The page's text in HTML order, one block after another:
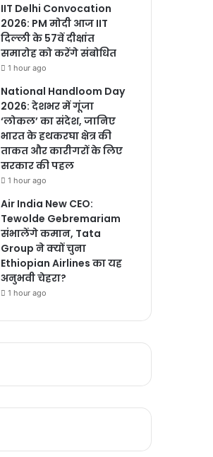
IIT Delhi Convocation
2026: PM मोदी आज IIT
दिल्ली के 57वें दीक्षांत
समारोह को करेंगे संबोधित
1 hour ago
National Handloom Day
2026: देशभर में गूंजा
‘लोकल’ का संदेश, जानिए
भारत के हथकरघा क्षेत्र की
ताकत और कारीगरों के लिए
सरकार की पहल
1 hour ago
Air India New CEO:
Tewolde Gebremariam
संभालेंगे कमान, Tata
Group ने क्यों चुना
Ethiopian Airlines का यह
अनुभवी चेहरा?
1 hour ago